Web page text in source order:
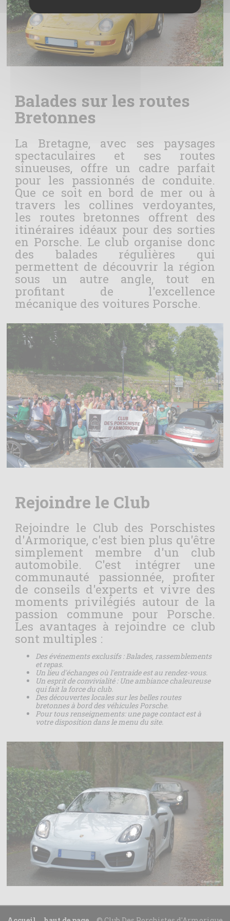
Balades sur les routes
Bretonnes
La Bretagne, avec ses paysages
spectaculaires et ses routes
sinueuses, offre un cadre parfait
pour les passionnés de conduite.
Que ce soit en bord de mer ou à
travers les collines verdoyantes,
les routes bretonnes offrent des
itinéraires idéaux pour des sorties
en Porsche. Le club organise donc
des balades régulières qui
permettent de découvrir la région
sous un autre angle, tout en
profitant de l'excellence
mécanique des voitures Porsche.
Rejoindre le Club
Rejoindre le Club des Porschistes
d'Armorique, c'est bien plus qu'être
simplement membre d'un club
automobile. C'est intégrer une
communauté passionnée, profiter
de conseils d'experts et vivre des
moments privilégiés autour de la
passion commune pour Porsche.
Les avantages à rejoindre ce club
sont multiples :
Des événements exclusifs : Balades, rassemblements
et repas.
Un lieu d'échanges où l'entraide est au rendez-vous.
Un esprit de convivialité : Une ambiance chaleureuse
qui fait la force du club.
Des découvertes locales sur les belles routes
bretonnes à bord des véhicules Porsche.
Pour tous renseignements: une page contact est à
votre disposition dans le menu du site.